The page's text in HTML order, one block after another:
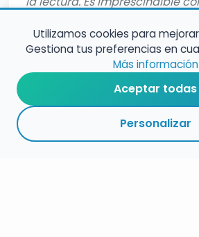
RESUMEN PLAZOS ESPECIALIDAD
Utilizamos cookies para
Gestiona tus preferencias en
Más información
Aceptar todas
Personalizar